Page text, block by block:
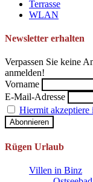
Terrasse
WLAN
Newsletter erhalten
Verpassen Sie keine
anmelden!
Vorname
E-Mail-Adresse
Hiermit akzeptiere
Rügen Urlaub
Villen in Binz